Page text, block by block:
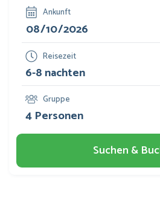
Ankunft
Reisezeit
Gruppe
Suchen &